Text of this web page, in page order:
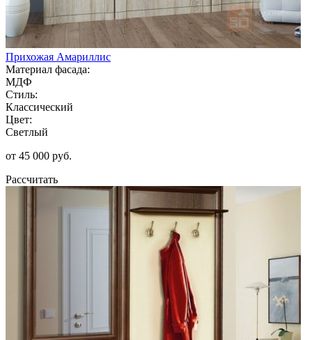
Прихожая Амариллис
Материал фасада:
МДФ
Стиль:
Классический
Цвет:
Светлый
от 45 000 руб.
Рассчитать